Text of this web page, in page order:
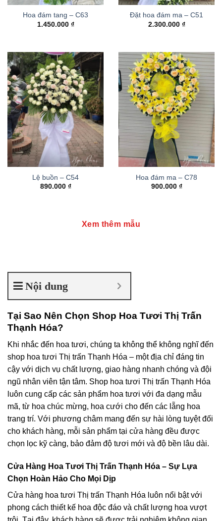
Hoa đám tang – C63
1.450.000 ₫
Đặt hoa đám ma – C51
2.300.000 ₫
Lệ buồn – C54
890.000 ₫
Hoa đám ma – C78
900.000 ₫
Xem thêm mẫu
Nội dung
Tại Sao Nên Chọn Shop Hoa Tươi Thị Trấn
Thạnh Hóa?
Khi nhắc đến hoa tươi, chúng ta không thể không nghĩ đến
shop hoa tươi Thị trấn Thạnh Hóa – một địa chỉ đáng tin
cậy với dịch vụ chất lượng, giao hàng nhanh chóng và đội
ngũ nhân viên tận tâm. Shop hoa tươi Thị trấn Thạnh Hóa
luôn cung cấp các sản phẩm hoa tươi với đa dạng mẫu
mã, từ hoa chúc mừng, hoa cưới cho đến các lẵng hoa
trang trí. Với phương châm mang đến sự hài lòng tuyệt đối
cho khách hàng, mỗi sản phẩm tại cửa hàng đều được
chọn lọc kỹ càng, bảo đảm độ tươi mới và độ bền lâu dài.
Cửa Hàng Hoa Tươi Thị Trấn Thạnh Hóa – Sự Lựa
Chọn Hoàn Hảo Cho Mọi Dịp
Cửa hàng hoa tươi Thị trấn Thạnh Hóa luôn nổi bật với
phong cách thiết kế hoa độc đáo và chất lượng hoa vượt